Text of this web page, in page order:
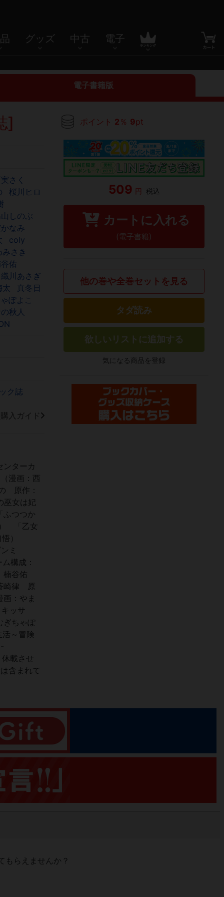
グッズ 中古 電子
電子書籍版
]
さく
桜川ヒロ
しのぶ
なみ
coly
さき
佑
織川あさぎ
太
真冬日
ぽよこ
秋人
ク誌
入ガイド
ターカ
漫画：西
原作：
巫女は妃
つつか
「乙女
悟）
ミ
構成：
楠谷佑
崎律 原
：やま
ッサ
ちゃぽ
～冒険
載させ
含まれて
ポイント 2 ％ 9pt
509 円 税込
カートに入れる
(電子書籍)
他の巻や全巻セットを見る
タダ読み
欲しいリストに追加する
気になる商品を登録
もらえませんか？